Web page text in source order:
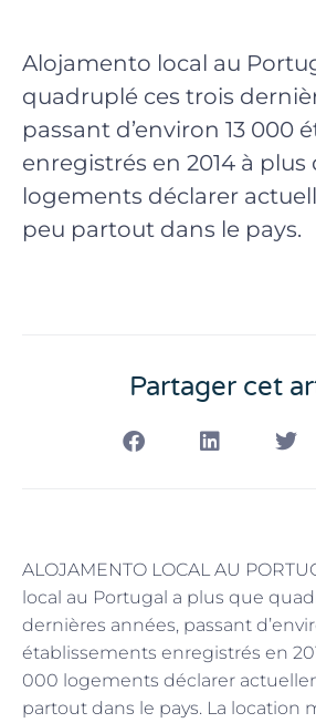
Alojamento local au
quadruplé ces trois
passant d’environ 13 000
enregistrés en 2014 à plus
logements déclarer
peu partout dans le pays.
Partager cet
ALOJAMENTO LOCAL AU
local au Portugal a plus que
dernières années, passant
établissements enregistrés en
000 logements déclarer
partout dans le pays. La location